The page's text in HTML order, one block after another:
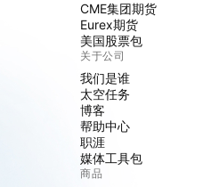
CME集团期货
Eurex期货
美国股票包
关于公司
我们是谁
太空任务
博客
帮助中心
职涯
媒体工具包
商品